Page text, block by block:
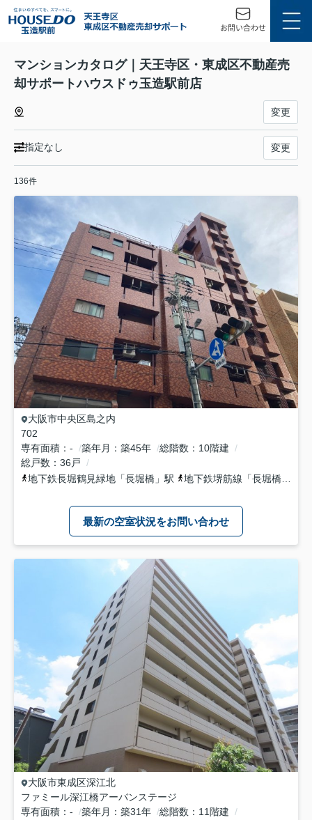
マンションカタログ｜天王寺区・東成区不動産売
却サポートハウスドゥ玉造駅前店
変更
指定なし 変更
136件
大阪市中央区島之内
702
専有面積
- 築年月 築45年 総階数
10階建
総戸数
36戸
地下鉄長堀鶴見緑地 「長堀橋 」駅 地下鉄堺筋線 「長堀橋
最新の空室状況をお問い合わせ
大阪市東成区深江北
ファミール深江橋アーバンステージ
専有面積
- 築年月 築31年 総階数
11階建